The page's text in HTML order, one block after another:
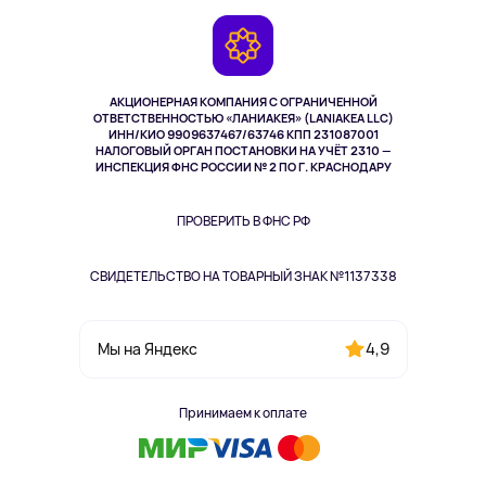
АКЦИОНЕРНАЯ КОМПАНИЯ С ОГРАНИЧЕННОЙ
ОТВЕТСТВЕННОСТЬЮ «ЛАНИАКЕЯ» (LANIAKEA LLC)
ИНН/КИО 9909637467/63746 КПП 231087001
НАЛОГОВЫЙ ОРГАН ПОСТАНОВКИ НА УЧЁТ 2310 —
ИНСПЕКЦИЯ ФНС РОССИИ № 2 ПО Г. КРАСНОДАРУ
ПРОВЕРИТЬ В ФНС РФ
СВИДЕТЕЛЬСТВО НА ТОВАРНЫЙ ЗНАК №1137338
Мы на Яндекс 4,9
Принимаем к оплате
Здоровье питомцев
Одежда и аксессуары